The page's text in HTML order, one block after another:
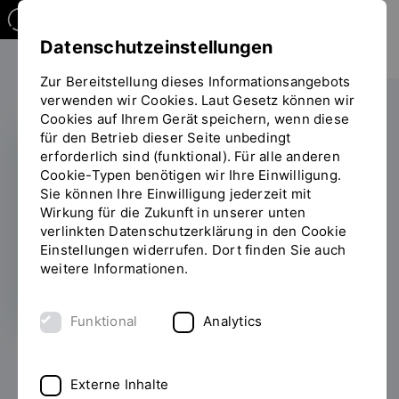
Symposium IT-
Sicherheit
24.10.2023
Datenschutzeinstellungen
Zur Bereitstellung dieses Informationsangebots
verwenden wir Cookies. Laut Gesetz können wir
Cookies auf Ihrem Gerät speichern, wenn diese
für den Betrieb dieser Seite unbedingt
erforderlich sind (funktional). Für alle anderen
Cookie-Typen benötigen wir Ihre Einwilligung.
Sie können Ihre Einwilligung jederzeit mit
Wirkung für die Zukunft in unserer unten
verlinkten Datenschutzerklärung in den Cookie
Einstellungen widerrufen. Dort finden Sie auch
weitere Informationen.
Funktional Analytics
Externe Inhalte